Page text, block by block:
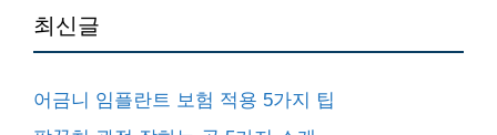
최신글
어금니 임플란트 보험 적용 5가지 팁